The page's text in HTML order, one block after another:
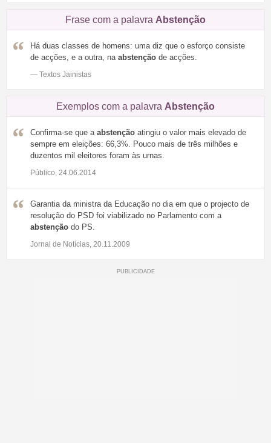
Frase com a palavra Abstenção
Há duas classes de homens: uma diz que o esforço consiste
de acções, e a outra, na abstenção de acções.
— Textos Jainistas
Exemplos com a palavra Abstenção
Confirma-se que a abstenção atingiu o valor mais elevado de
sempre em eleições: 66,3%. Pouco mais de três milhões e
duzentos mil eleitores foram às urnas.
Público, 24.06.2014
Garantia da ministra da Educação no dia em que o projecto de
resolução do PSD foi viabilizado no Parlamento com a
abstenção do PS.
Jornal de Notícias, 20.11.2009